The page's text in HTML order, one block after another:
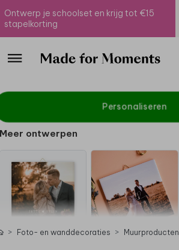
Ontwerp je schoolset en krijg tot €15
stapelkorting
Personaliseren
Meer ontwerpen
Foto- en wanddecoraties Muurproducten